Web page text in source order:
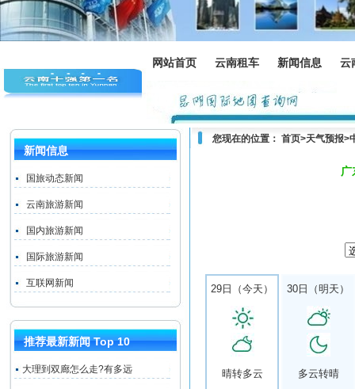
网站首页 云南租车 新闻信息 云
新闻信息
国旅动态新闻
云南旅游新闻
国内旅游新闻
国际旅游新闻
互联网新闻
推荐最新新闻 Top 10
大理到双廊怎么走?有多远
您现在的位置： 首页>天气预报>
广
29日（今天）
晴转多云
30日（明天）
多云转晴